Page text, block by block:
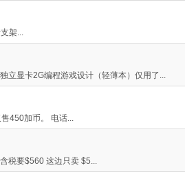
架...
显卡2G编程游戏设计（轻薄本）仅用了...
450加币。 电话...
税要$560 这边只卖 $5...